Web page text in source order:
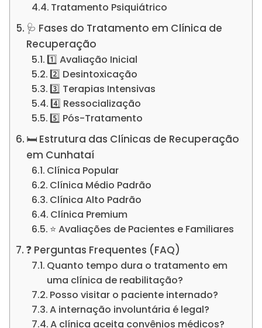
Tratamento Psiquiátrico
🩺 Fases do Tratamento em Clínica de
Recuperação
1️⃣ Avaliação Inicial
2️⃣ Desintoxicação
3️⃣ Terapias Intensivas
4️⃣ Ressocialização
5️⃣ Pós-Tratamento
🛏️ Estrutura das Clínicas de Recuperação
em Cunhataí
Clínica Popular
Clínica Médio Padrão
Clínica Alto Padrão
Clínica Premium
⭐ Avaliações de Pacientes e Familiares
❓ Perguntas Frequentes (FAQ)
Quanto tempo dura o tratamento em
uma clínica de reabilitação?
Posso visitar o paciente internado?
A internação involuntária é legal?
A clínica aceita convênios médicos?